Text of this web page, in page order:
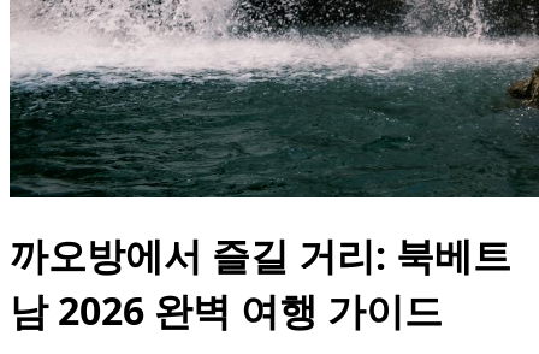
까오방에서 즐길 거리: 북베트
남 2026 완벽 여행 가이드